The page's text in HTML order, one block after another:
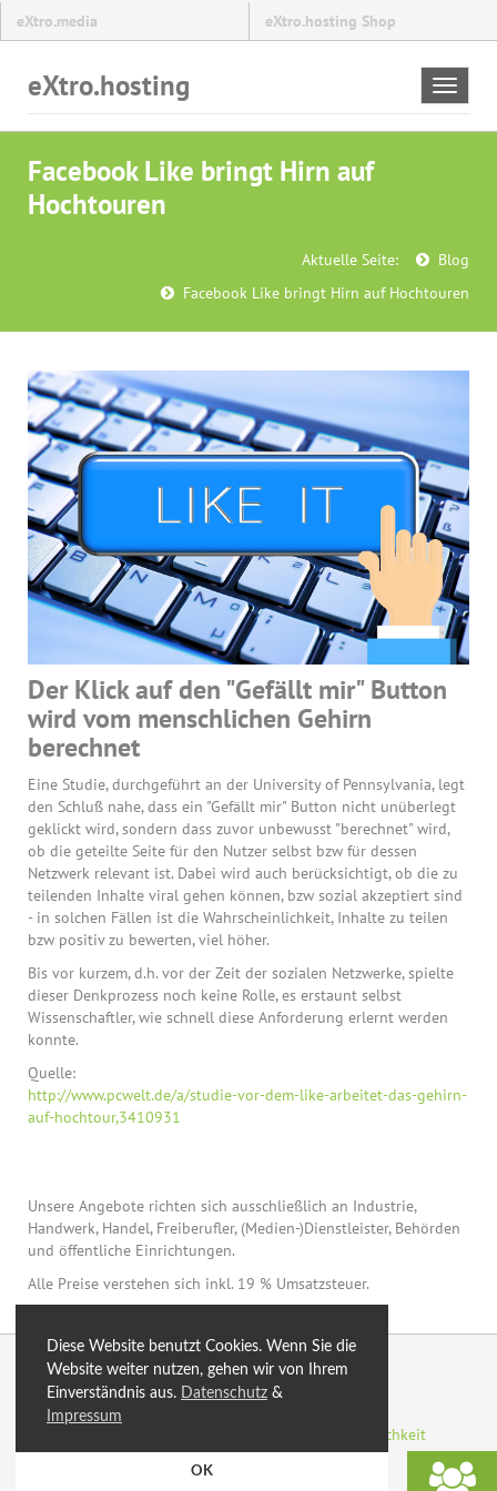
Diese Website benutzt Cookies. Wenn Sie die
Website weiter nutzen, gehen wir von Ihrem
Einverständnis aus. Datenschutz &
Impressum
OK
eXtro.media eXtro.hosting Shop
Toggle
eXtro.hosting
Facebook Like bringt Hirn auf
Hochtouren
Aktuelle Seite:
Blog
Facebook Like bringt Hirn auf Hochtouren
Der Klick auf den "Gefällt mir" Button
wird vom menschlichen Gehirn
berechnet
Eine Studie, durchgeführt an der University of Pennsylvania, legt
den Schluß nahe, dass ein "Gefällt mir" Button nicht unüberlegt
geklickt wird, sondern dass zuvor unbewusst "berechnet" wird,
ob die geteilte Seite für den Nutzer selbst bzw für dessen
Netzwerk relevant ist. Dabei wird auch berücksichtigt, ob die zu
teilenden Inhalte viral gehen können, bzw sozial akzeptiert sind
- in solchen Fällen ist die Wahrscheinlichkeit, Inhalte zu teilen
bzw positiv zu bewerten, viel höher.
Bis vor kurzem, d.h. vor der Zeit der sozialen Netzwerke, spielte
dieser Denkprozess noch keine Rolle, es erstaunt selbst
Wissenschaftler, wie schnell diese Anforderung erlernt werden
konnte.
Quelle:
http://www.pcwelt.de/a/studie-vor-dem-like-arbeitet-das-gehirn-
auf-hochtour,3410931
Unsere Angebote richten sich ausschließlich an Industrie,
Handwerk, Handel, Freiberufler, (Medien-)Dienstleister, Behörden
und öffentliche Einrichtungen.
Alle Preise verstehen sich inkl. 19 % Umsatzsteuer.
© 2026 by eXtro.hosting
optimiert
Zahlungsmöglichkeit
Rechenzentren
Energiegewinnung